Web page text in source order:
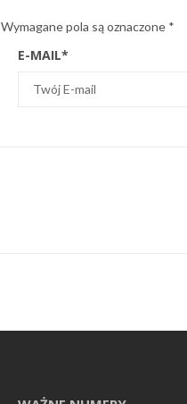
Wymagane pola są oznaczone *
E-MAIL*